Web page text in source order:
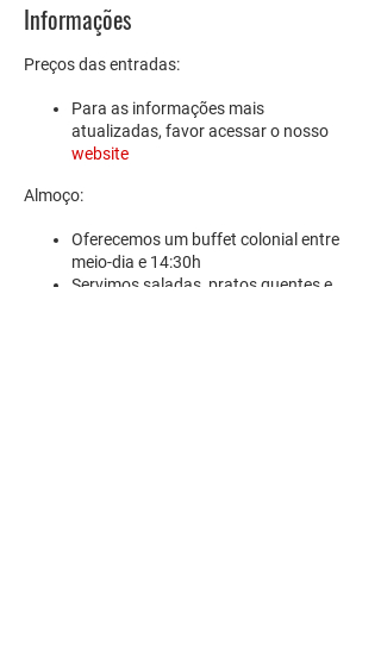
Informações
Preços das entradas:
Para as informações mais
atualizadas, favor acessar o nosso
website
Almoço:
Oferecemos um buffet colonial entre
meio-dia e 14:30h
Servimos saladas, pratos quentes e